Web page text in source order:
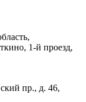
1-й проезд,
пр., д. 46,